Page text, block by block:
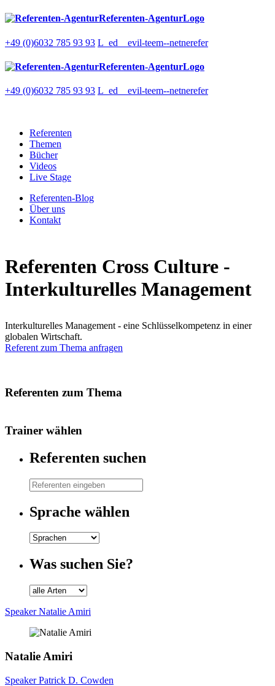
Referenten-AgenturLogo
+49 (0)6032 785 93 93 L_ed__evil-teem--netnerefer
Referenten-AgenturLogo
+49 (0)6032 785 93 93 L_ed__evil-teem--netnerefer
Referenten
Themen
Bücher
Videos
Live Stage
Referenten-Blog
Über uns
Kontakt
Referenten Cross Culture -
Interkulturelles Management
Interkulturelles Management - eine Schlüsselkompetenz in einer
globalen Wirtschaft.
Referent zum Thema anfragen
Referenten zum Thema
Trainer wählen
Referenten suchen
Sprache wählen
Was suchen Sie?
Speaker Natalie Amiri
Natalie Amiri
Speaker Patrick D. Cowden